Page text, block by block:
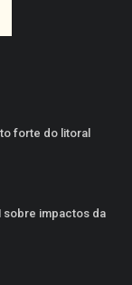
forte do litoral
sobre impactos da